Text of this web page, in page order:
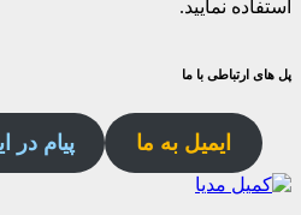
استفاده نمایید.
پل های ارتباطی با ما
ایمیل به ما پیام در